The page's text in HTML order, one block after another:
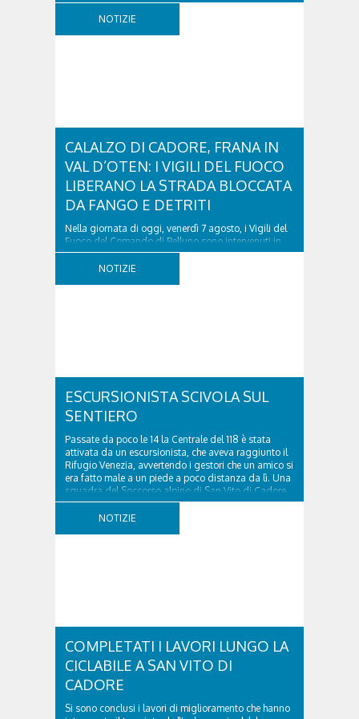
verifiche e il positivo collaudo...
NOTIZIE
CALALZO DI CADORE, FRANA IN
VAL D’OTEN: I VIGILI DEL FUOCO
LIBERANO LA STRADA BLOCCATA
DA FANGO E DETRITI
Nella giornata di oggi, venerdì 7 agosto, i Vigili del
Fuoco del Comando di Belluno sono intervenuti in
località Diassa, in Val d’Oten, nel comune di Calalzo
di Cadore, per liberare una strada rimasta bloccata
NOTIZIE
ESCURSIONISTA SCIVOLA SUL
SENTIERO
Passate da poco le 14 la Centrale del 118 è stata
attivata da un escursionista, che aveva raggiunto il
Rifugio Venezia, avvertendo i gestori che un amico si
era fatto male a un piede a poco distanza da lì. Una
squadra del Soccorso alpino di San Vito di Cadore
ha quindi raggiunto l'infortunato...
NOTIZIE
COMPLETATI I LAVORI LUNGO LA
CICLABILE A SAN VITO DI
CADORE
Si sono conclusi i lavori di miglioramento che hanno